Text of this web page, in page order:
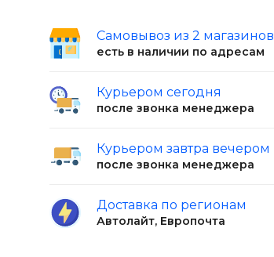
Самовывоз из 2 магазинов
есть в наличии по адресам
Курьером сегодня
после звонка менеджера
Курьером завтра вечером
после звонка менеджера
Доставка по регионам
Автолайт, Европочта